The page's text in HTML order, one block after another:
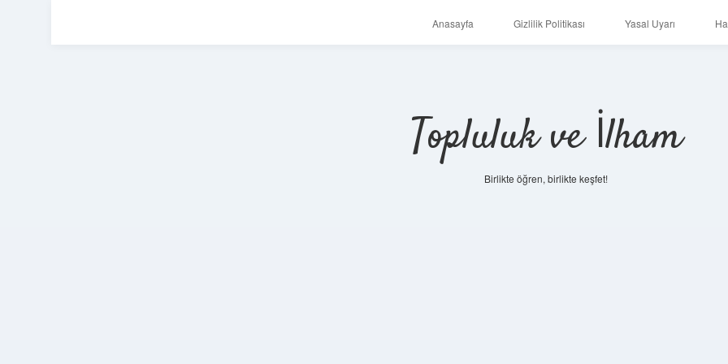
Anasayfa Gizlilik Politikası Yasal Uyarı
Topluluk ve İlham
Birlikte öğren, birlikte keşfet!